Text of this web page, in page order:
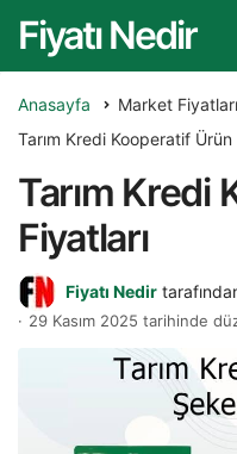
Fiyatı Nedir
Anasayfa
Market Fiyatları
Tarım Kredi Kooperatif Ürün
Tarım Kredi
Fiyatları
Fiyatı Nedir
29 Kasım 2025 tarihinde